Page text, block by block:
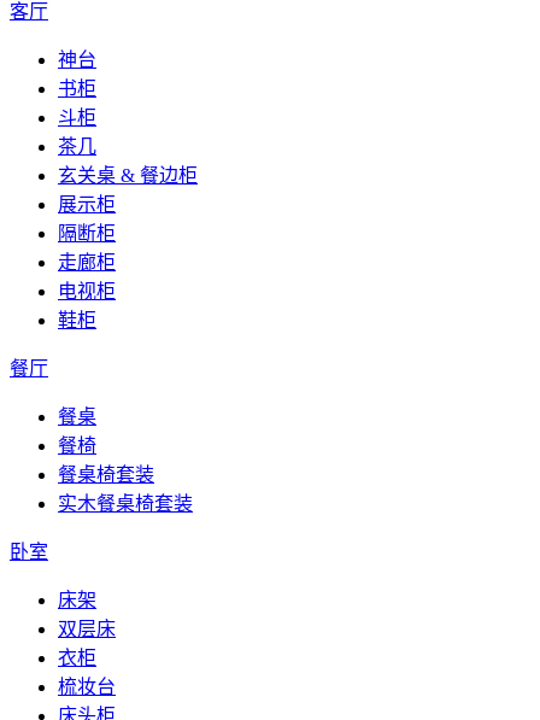
客厅
神台
书柜
斗柜
茶几
玄关桌 & 餐边柜
展示柜
隔断柜
走廊柜
电视柜
鞋柜
餐厅
餐桌
餐椅
餐桌椅套装
实木餐桌椅套装
卧室
床架
双层床
衣柜
梳妆台
床头柜